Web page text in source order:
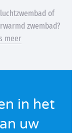
of
zwembad?
meer
in het
uw